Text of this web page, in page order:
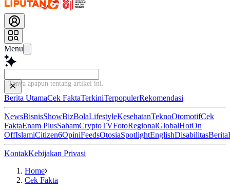
Menu
Tanya apapun tentang artikel i
Berita UtamaCek FaktaTerkiniTerpopulerRekomendasi
NewsBisnisShowBizBolaLifestyleKesehatanTeknoOtomotifCek
FaktaEnam PlusSahamCryptoTVFotoRegionalGlobalHotOn
OffIslamiCitizen6OpiniFeedsOtosiaSpotlightEnglishDisabilitasBerita
KontakKebijakan Privasi
Home
Cek Fakta